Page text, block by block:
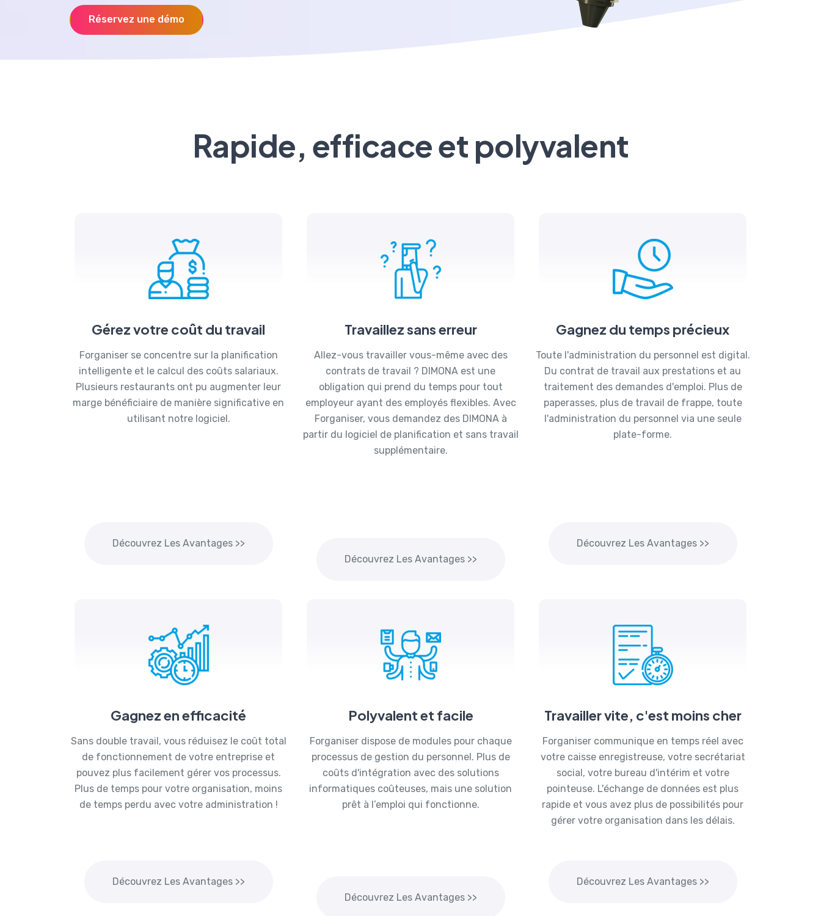
Réservez une démo
Rapide, efficace et polyvalent
Gérez votre coût du travail
Forganiser se concentre sur la planification
intelligente et le calcul des coûts salariaux.
Plusieurs restaurants ont pu augmenter leur
marge bénéficiaire de manière significative en
utilisant notre logiciel.
Découvrez Les Avantages >>
Travaillez sans erreur
Allez-vous travailler vous-même avec des
contrats de travail ? DIMONA est une
obligation qui prend du temps pour tout
employeur ayant des employés flexibles. Avec
Forganiser, vous demandez des DIMONA à
partir du logiciel de planification et sans travail
supplémentaire.
Découvrez Les Avantages >>
Gagnez du temps précieux
Toute l'administration du personnel est digital.
Du contrat de travail aux prestations et au
traitement des demandes d'emploi. Plus de
paperasses, plus de travail de frappe, toute
l'administration du personnel via une seule
plate-forme.
Découvrez Les Avantages >>
Gagnez en efficacité
Sans double travail, vous réduisez le coût total
de fonctionnement de votre entreprise et
pouvez plus facilement gérer vos processus.
Plus de temps pour votre organisation, moins
de temps perdu avec votre administration !
Découvrez Les Avantages >>
Polyvalent et facile
Forganiser dispose de modules pour chaque
processus de gestion du personnel. Plus de
coûts d'intégration avec des solutions
informatiques coûteuses, mais une solution
prêt à l’emploi qui fonctionne.
Découvrez Les Avantages >>
Travailler vite, c'est moins cher
Forganiser communique en temps réel avec
votre caisse enregistreuse, votre secrétariat
social, votre bureau d'intérim et votre
pointeuse. L'échange de données est plus
rapide et vous avez plus de possibilités pour
gérer votre organisation dans les délais.
Découvrez Les Avantages >>